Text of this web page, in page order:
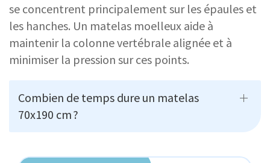
se concentrent principalement sur les épaules et
les hanches. Un matelas moelleux aide à
maintenir la colonne vertébrale alignée et à
minimiser la pression sur ces points.
Combien de temps dure un matelas
70x190 cm ?